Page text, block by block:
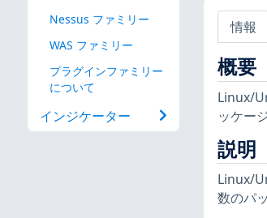
Nessus ファミリー
WAS ファミリー
プラグインファミリー
について
インジケーター
情報
概要
Linux/
ッケー
説明
Linux/
数のパ